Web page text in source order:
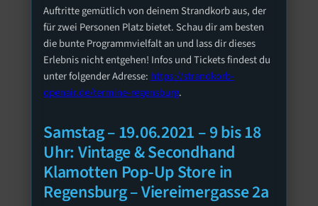
Auftritte gemütlich von deinem Strandkorb aus, der
für zwei Personen Platz bietet. Schau dir am besten
die bunte Programmvielfalt an und lass dir dieses
Erlebnis nicht entgehen! Infos und Tickets findest du
unter folgender Adresse: https://strandkorb-
openair.de/termine-regensburg.
Samstag – 19.06.2021 – 9 bis 18
Uhr: Vintage & Secondhand
Klamotten Pop-Up Store in
Regensburg – Viereimergasse 2a